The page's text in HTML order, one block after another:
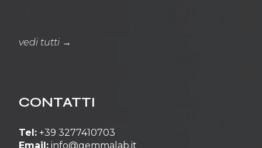
vedi tutti →
CONTATTI
Tel: +39 3277410703
Email: info@gemmalab.it